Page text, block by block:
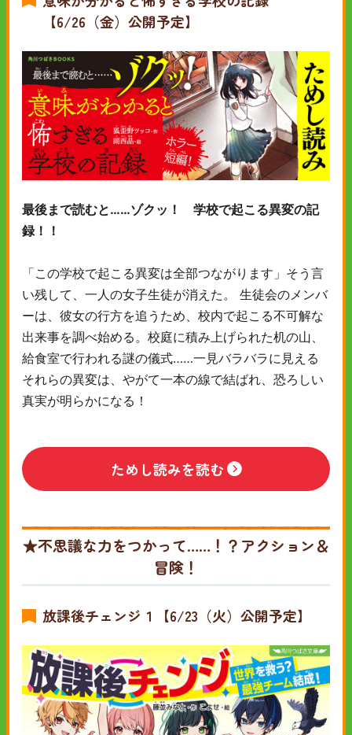
【6/26（金）公開予定】
最後まで読むと……ゾクッ！ 学校で起こる異変の記
録！！
「この学校で起こる異変は全部つながります」そう言
い残して、一人の女子生徒が消えた。 生徒会のメンバ
ーは、彼女の行方を追うため、校内で起こる不可解な
出来事を調べ始める。校庭に積み上げられた机の山、
給食室で行われる謎の儀式……一見バラバラに見える
それらの異変は、やがて一本の線で結ばれ、恐ろしい
真実が明らかになる！
ためし読みを読む
★不思議な力をつかって……！？アクション＆
冒険！
放課後チェンジ１【6/23（火）公開予定】